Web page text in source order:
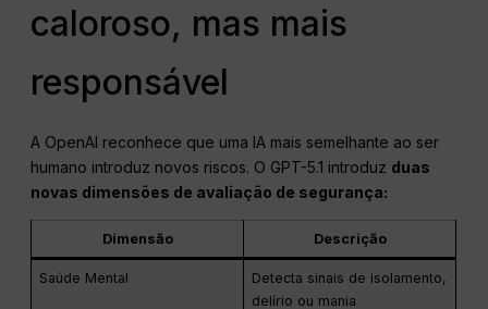
caloroso, mas mais
responsável
A OpenAI reconhece que uma IA mais semelhante ao ser
humano introduz novos riscos. O GPT-5.1 introduz duas
novas dimensões de avaliação de segurança:
Dimensão Descrição
Saúde Mental
Detecta sinais de isolamento,
delírio ou mania